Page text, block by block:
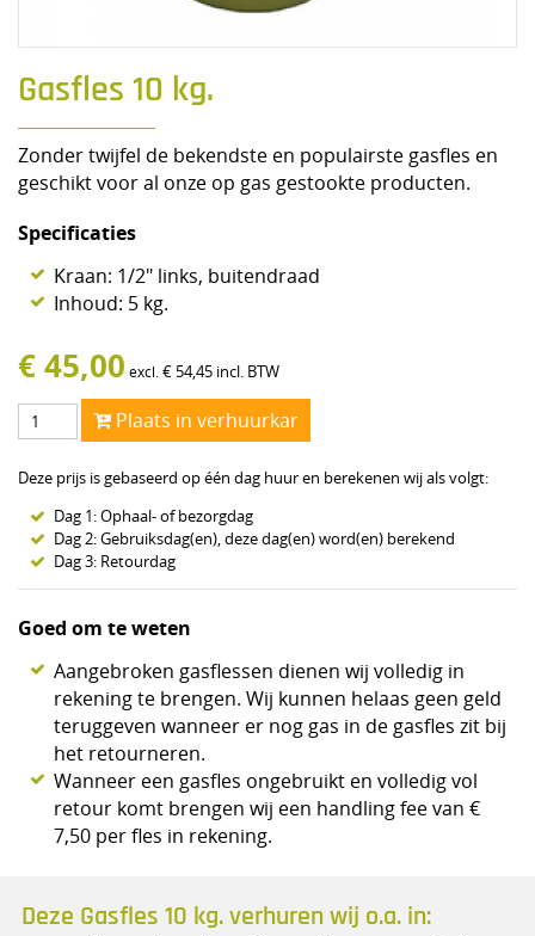
Gasfles 10 kg.
Zonder twijfel de bekendste en populairste gasfles en
geschikt voor al onze op gas gestookte producten.
Specificaties
Kraan: 1/2" links, buitendraad
Inhoud: 5 kg.
€45,00 excl. € 54,45 incl. BTW
Plaats in verhuurkar
Deze prijs is gebaseerd op één dag huur en berekenen wij als volgt:
Dag 1: Ophaal- of bezorgdag
Dag 2: Gebruiksdag(en), deze dag(en) word(en) berekend
Dag 3: Retourdag
Goed om te weten
Aangebroken gasflessen dienen wij volledig in
rekening te brengen. Wij kunnen helaas geen geld
teruggeven wanneer er nog gas in de gasfles zit bij
het retourneren.
Wanneer een gasfles ongebruikt en volledig vol
retour komt brengen wij een handling fee van €
7,50 per fles in rekening.
Deze Gasfles 10 kg. verhuren wij o.a. in: